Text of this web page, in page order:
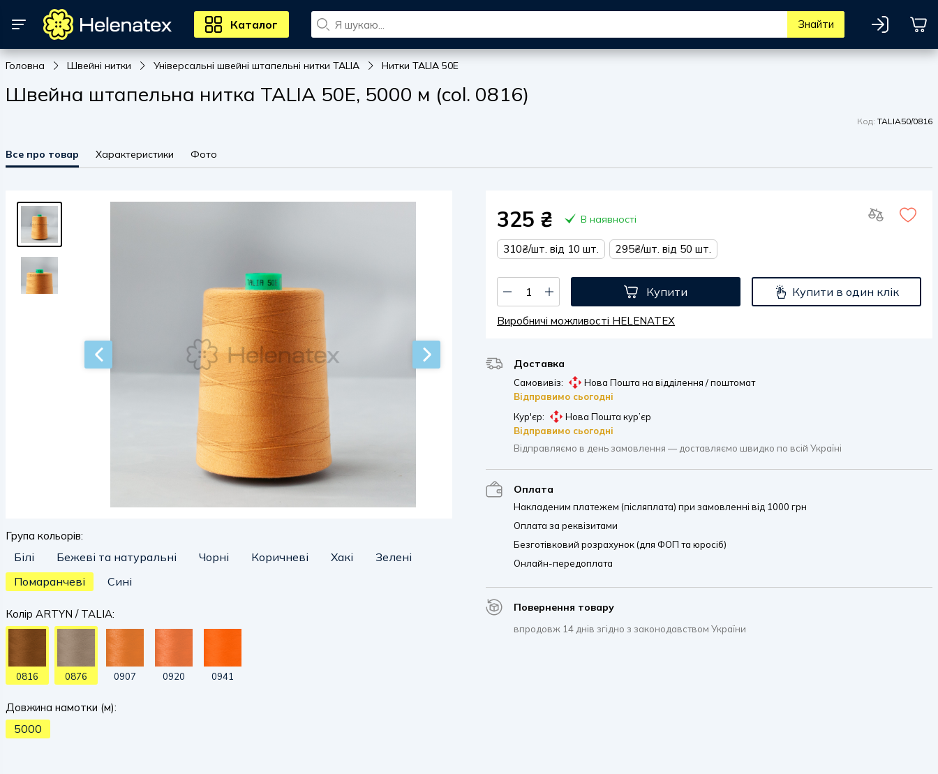
Каталог Знайти
Головна Швейні нитки Універсальні швейні штапельні нитки TALIA Нитки TALIA 50E
Швейна штапельна нитка TALIA 50E, 5000 м (col. 0816)
Код: TALIA50/0816
Все про товар Характеристики Фото
Група кольорів:
Білі Бежеві та натуральні Чорні Коричневі Хакі
Зелені
Помаранчеві
Сині
Колір ARTYN / TALIA:
0816 0876 0907 0920 0941
Довжина намотки (м):
5000
325 ₴ В наявності
310₴/шт. від 10 шт. 295₴/шт. від 50 шт.
Купити Купити в один клік
Виробничі можливості HELENATEX
Доставка
Самовивіз:
Нова Пошта на відділення / поштомат
Відправимо сьогодні
Кур'єр:
Нова Пошта кур’єр
Відправимо сьогодні
Відправляємо в день замовлення — доставляємо швидко по всій Україні
Оплата
Накладеним платежем (післяплата) при замовленні від 1000 грн
Оплата за реквізитами
Безготівковий розрахунок (для ФОП та юросіб)
Онлайн-передоплата
Повернення товару
впродовж 14 днів згідно з законодавством України